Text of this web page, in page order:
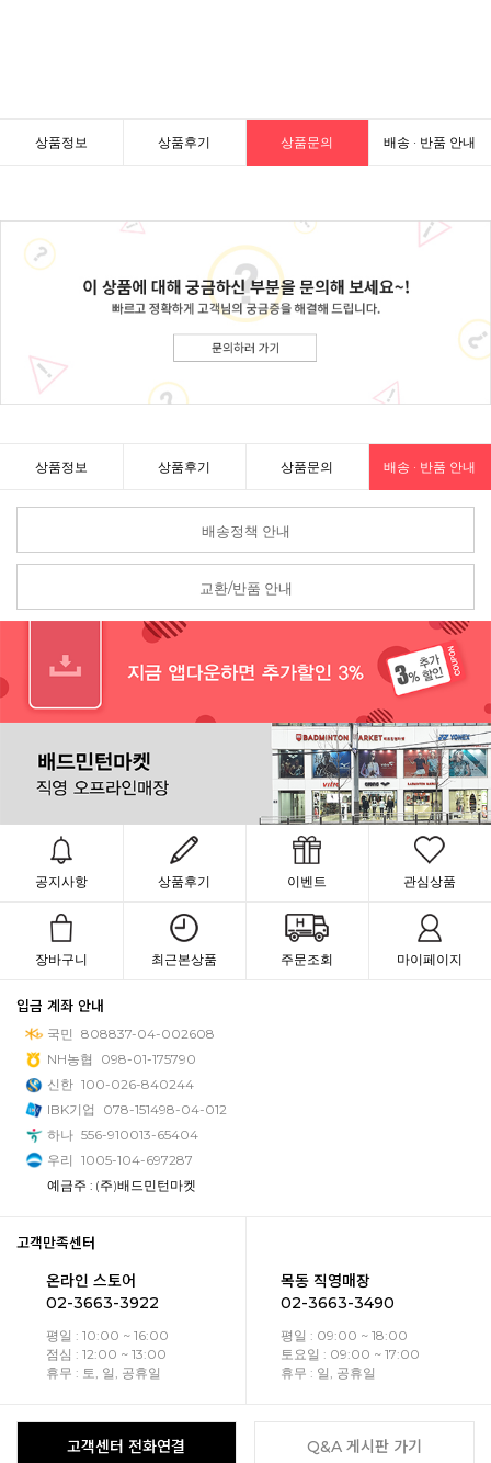
상품정보 상품후기 상품문의 배송 · 반품 안내
상품정보 상품후기 상품문의 배송 · 반품 안내
배송정책 안내
교환/반품 안내
공지사항 상품후기 이벤트 관심상품
장바구니 최근본상품 주문조회 마이페이지
입금 계좌 안내
국민 808837-04-002608
NH농협
098-01-175790
신한 100-026-840244
IBK기업
078-151498-04-012
하나 556-910013-65404
우리 1005-104-697287
예금주 : (주)배드민턴마켓
고객만족센터
온라인 스토어
02-3663-3922
평일 : 10:00 ~ 16:00
점심 : 12:00 ~ 13:00
휴무 : 토, 일, 공휴일
목동 직영매장
02-3663-3490
평일 : 09:00 ~ 18:00
토요일 : 09:00 ~ 17:00
휴무 : 일, 공휴일
고객센터 전화연결 Q&A 게시판 가기